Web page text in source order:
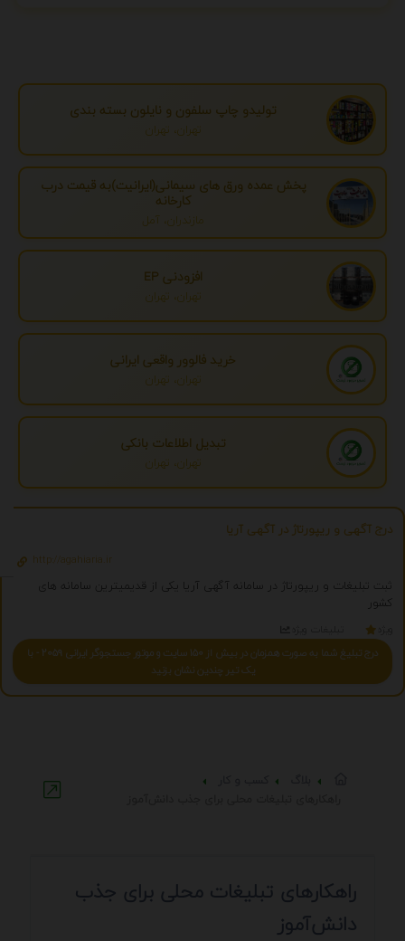
تولیدو چاپ سلفون و نایلون بسته بندی
تهران، تهران
پخش عمده ورق های سیمانی(ایرانیت)به قیمت درب
کارخانه
مازندران، آمل
افزودنی EP
تهران، تهران
خرید فالوور واقعی ایرانی
تهران، تهران
تبدیل اطلاعات بانکی
تهران، تهران
درج آگهی و ریپورتاژ در آگهی آریا
http://agahiaria.ir
ثبت تبلیغات و ریپورتاژ در سامانه آگهی آریا یکی از قدیمیترین سامانه های
کشور
درج تبلیغ شما به صورت همزمان در بیش از 150 سایت و موتور جستجوگر ایرانی 2059 - با
یک تیر چندین نشان بزنید
راهکارهای تبلیغات محلی برای جذب
دانش‌آموز